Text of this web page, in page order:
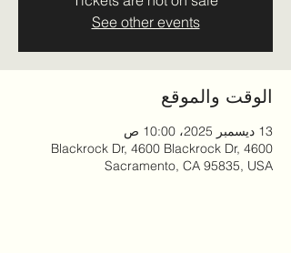
See other events
الوقت والموقع
13 ديسمبر 2025، 10:00 ص
4600 Blackrock Dr, 4600 Blackrock Dr,
Sacramento, CA 95835, USA